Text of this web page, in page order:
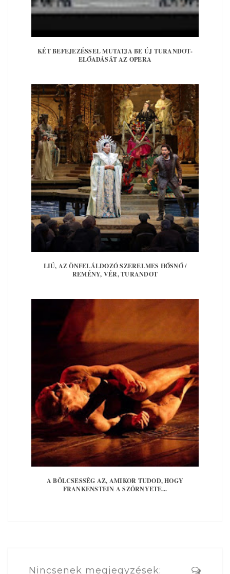
KÉT BEFEJEZÉSSEL MUTATJA BE ÚJ TURANDOT-
ELŐADÁSÁT AZ OPERA
LIÚ, AZ ÖNFELÁLDOZÓ SZERELMES HŐSNŐ /
REMÉNY, VÉR, TURANDOT
A BÖLCSESSÉG AZ, AMIKOR TUDOD, HOGY
FRANKENSTEIN A SZÖRNYETE...
Nincsenek megjegyzések: